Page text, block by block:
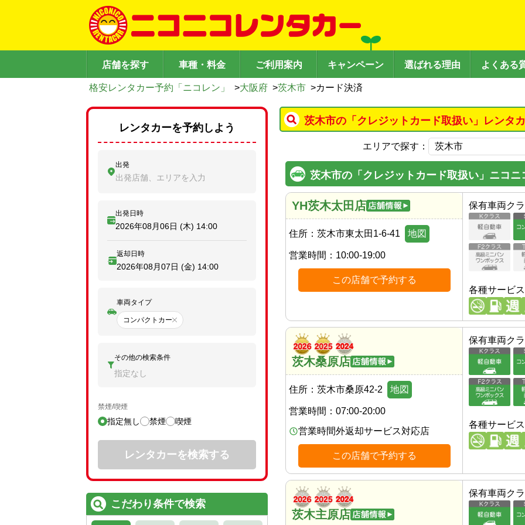
店舗を探す 車種・料金 ご利用案内 キャンペーン 選ばれる理由 よくある
格安レンタカー予約「ニコレン」 >大阪府 >茨木市 >カード決済
茨木市の「クレジットカード取扱い」レンタ
エリアで探す：
茨木市の「クレジットカード取扱い」ニコ
YH茨木太田店
住所： 茨木市東太田1-6-41 地図
営業時間： 10:00-19:00
この店舗で予約する
保有車両ク
各種サービス
茨木桑原店
住所： 茨木市桑原42-2 地図
営業時間： 07:00-20:00
営業時間外返却サービス対応店
この店舗で予約する
保有車両ク
各種サービス
茨木主原店
保有車両ク
レンタカーを予約しよう
出発
出発店舗、エリアを入力
出発日時
2026年08月06日 (木) 14:00
返却日時
2026年08月07日 (金) 14:00
車両タイプ
コンパクトカー
その他の検索条件
指定なし
禁煙/喫煙
指定無し 禁煙 喫煙
レンタカーを検索する
こだわり条件で検索